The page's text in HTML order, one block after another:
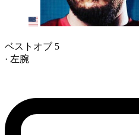
ベストオブ 5
· 左腕